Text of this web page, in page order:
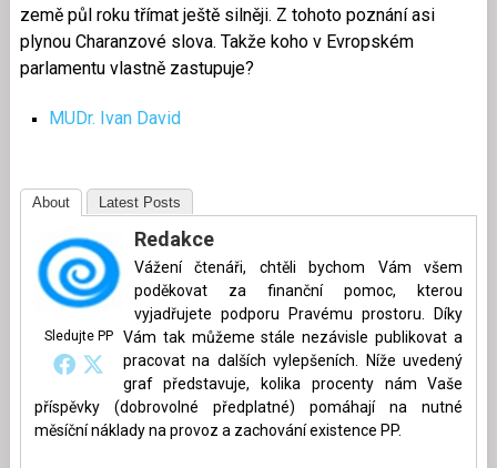
země půl roku třímat ještě silněji. Z tohoto poznání asi
plynou Charanzové slova. Takže koho v Evropském
parlamentu vlastně zastupuje?
MUDr. Ivan David
About Latest Posts
Sledujte PP
Redakce
Vážení čtenáři, chtěli bychom Vám všem
poděkovat za finanční pomoc, kterou
vyjadřujete podporu Pravému prostoru. Díky
Vám tak můžeme stále nezávisle publikovat a
pracovat na dalších vylepšeních. Níže uvedený
graf představuje, kolika procenty nám Vaše
příspěvky (dobrovolné předplatné) pomáhají na nutné
měsíční náklady na provoz a zachování existence PP.